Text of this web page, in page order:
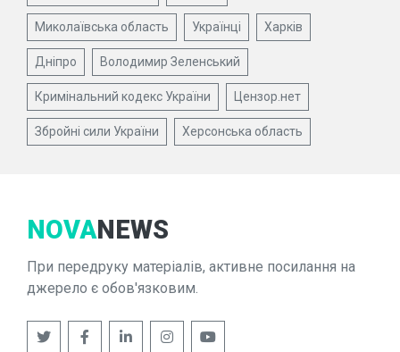
Миколаївська область Українці Харків
Дніпро Володимир Зеленський
Кримінальний кодекс України Цензор.нет
Збройні сили України Херсонська область
NOVANEWS
При передруку матеріалів, активне посилання на
джерело є обов'язковим.